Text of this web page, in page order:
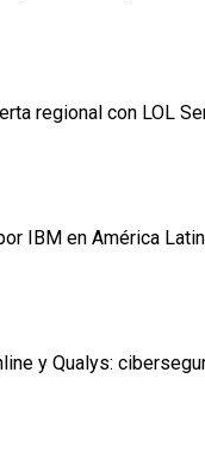
regional con LOL
IBM en América
y Qualys: